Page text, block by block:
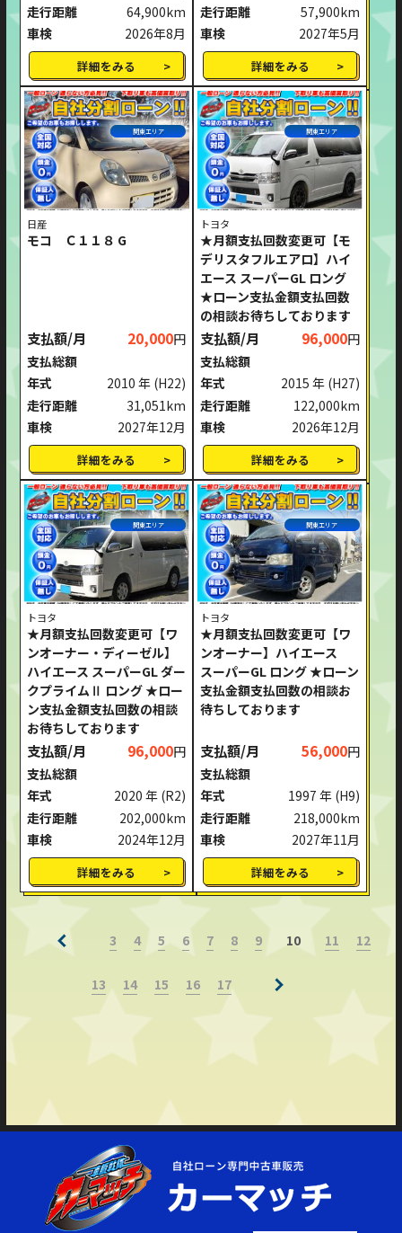
走行距離
64,900km
車検
2026年8月
詳細をみる
走行距離
57,900km
車検
2027年5月
詳細をみる
関東エリア
日産
モコ Ｃ１１８ G
支払額/月 20,000円
支払総額
年式
2010 年 (H22)
走行距離
31,051km
車検
2027年12月
詳細をみる
関東エリア
トヨタ
★月額支払回数変更可【モ
デリスタフルエアロ】ハイ
エース スーパーGL ロング
★ローン支払金額支払回数
の相談お待ちしております
支払額/月 96,000円
支払総額
年式
2015 年 (H27)
走行距離
122,000km
車検
2026年12月
詳細をみる
関東エリア
トヨタ
★月額支払回数変更可【ワ
ンオーナー・ディーゼル】
ハイエース スーパーGL ダー
クプライムⅡ ロング ★ロー
ン支払金額支払回数の相談
お待ちしております
支払額/月 96,000円
支払総額
年式
2020 年 (R2)
走行距離
202,000km
車検
2024年12月
詳細をみる
関東エリア
トヨタ
★月額支払回数変更可【ワ
ンオーナー】ハイエース
スーパーGL ロング ★ローン
支払金額支払回数の相談お
待ちしております
支払額/月 56,000円
支払総額
年式
1997 年 (H9)
走行距離
218,000km
車検
2027年11月
詳細をみる
3 4 5 6 7 8 9 10 11 12
13 14 15 16 17